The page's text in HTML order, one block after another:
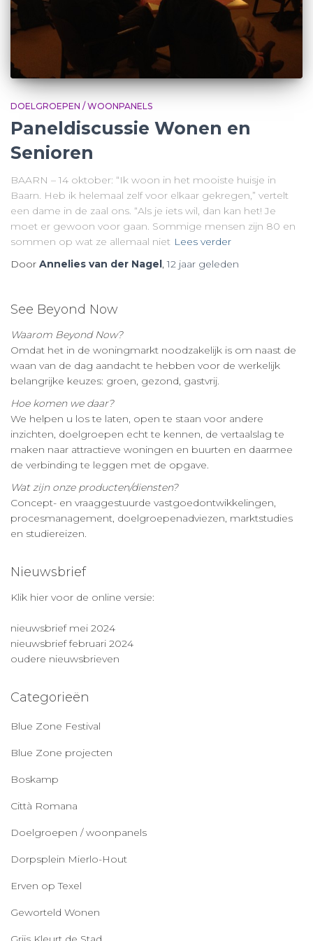
DOELGROEPEN / WOONPANELS
Paneldiscussie Wonen en
Senioren
BAARN – 14 oktober: “Ik woon in het mooiste huisje in
Baarn. Heb ik helemaal zelf voor elkaar gekregen,” vertelt
een dame in de zaal ons. “Als je iets wil, dan kan het! Je
moet er gewoon voor gaan. Sommige mensen zijn 80 en
sommen op wat ze allemaal niet Lees verder
Door Annelies van der Nagel ,12 jaar geleden
See Beyond Now
Waarom Beyond Now?
Omdat het in de woningmarkt noodzakelijk is om naast de
waan van de dag aandacht te hebben voor de werkelijk
belangrijke keuzes: groen, gezond, gastvrij.
Hoe komen we daar?
We helpen u los te laten, open te staan voor andere
inzichten, doelgroepen echt te kennen, de vertaalslag te
maken naar attractieve woningen en buurten en daarmee
de verbinding te leggen met de opgave.
Wat zijn onze producten/diensten?
Concept- en vraaggestuurde vastgoedontwikkelingen,
procesmanagement, doelgroepenadviezen, marktstudies
en studiereizen.
Nieuwsbrief
Klik hier voor de online versie:
nieuwsbrief mei 2024
nieuwsbrief februari 2024
oudere nieuwsbrieven
Categorieën
Blue Zone Festival
Blue Zone projecten
Boskamp
Città Romana
Doelgroepen / woonpanels
Dorpsplein Mierlo-Hout
Erven op Texel
Geworteld Wonen